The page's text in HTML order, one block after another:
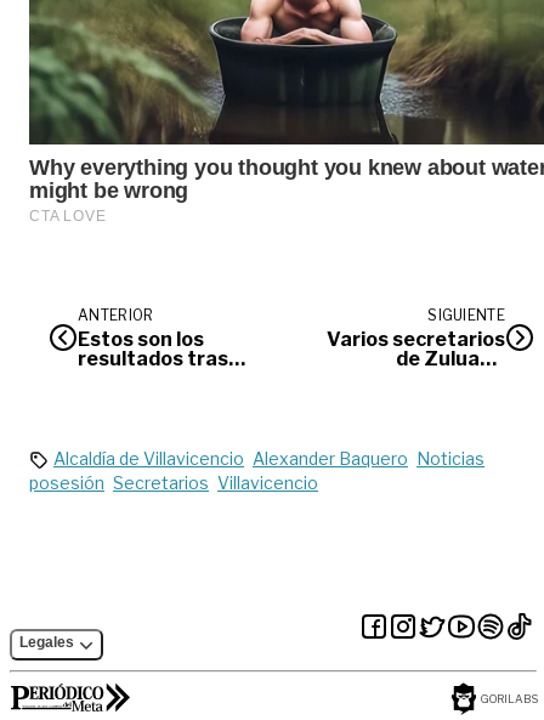
ANTERIOR
Estos son los
resultados tras
SIGUIENTE
Varios secretarios
de Zuluaga
Alcaldía de Villavicencio Alexander Baquero Noticias
posesión Secretarios Villavicencio
Legales
GORILABS